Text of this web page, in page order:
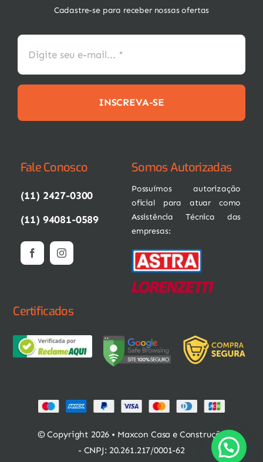
Cadastre-se para receber nossas ofertas
INSCREVA-SE
Fale Conosco
(11) 2427-0300
(11) 94081-0589
Somos Autorizadas
Possuímos autorização
oficial para atuar como
Assistência Técnica das
empresas:
Certificados
© Copyright 2026 • Maxcon Casa e Construção
- CNPJ: 20.261.217/0001-62